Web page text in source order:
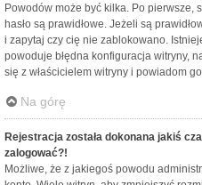
Powodów może być kilka. Po pierwsze,
hasło są prawidłowe. Jeżeli są
i zapytaj czy cię nie zablokowano.
powoduje błędna konfiguracja witryny,
się z właścicielem witryny i powiadom
Na górę
Rejestracja została dokonana jakiś
zalogować?!
Możliwe, że z jakiegoś powodu